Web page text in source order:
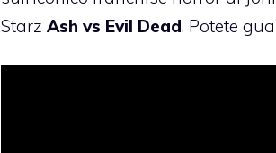
Starz Ash vs Evil Dead. Potete